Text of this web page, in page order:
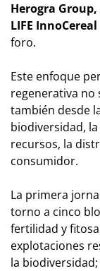
Herogra
LIFE InnoCereal
foro.
Este enfoque
regenerativa no
también desde
biodiversidad,
recursos, la
consumidor.
La primera
torno a cinco
fertilidad y
explotaciones
la